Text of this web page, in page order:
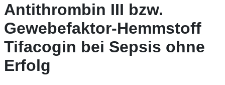
Antithrombin III bzw.
Gewebefaktor-Hemmstoff
Tifacogin bei Sepsis ohne
Erfolg